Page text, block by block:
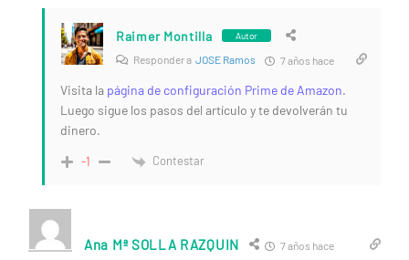
Raimer Montilla Autor
Responder a JOSE Ramos 7 años hace
Visita la página de configuración Prime de Amazon.
Luego sigue los pasos del artículo y te devolverán tu
dinero.
-1 Contestar
Ana Mª SOLLA RAZQUIN 7 años hace